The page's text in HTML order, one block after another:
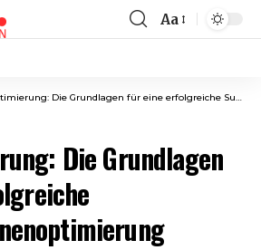
Font
Aa
Die Grundlagen für eine erfolgreiche Suchmaschinenoptimierung
Die Grundlagen